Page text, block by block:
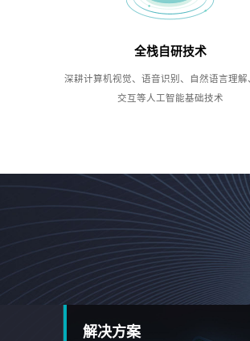
全栈自研技术
深耕计算机视觉、语音识别、自然语言理解
交互等人工智能基础技术
解决方案